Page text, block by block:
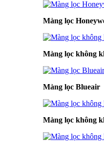
Màng lọc
Màng lọc không
Màng lọc Blueair
Màng lọc không